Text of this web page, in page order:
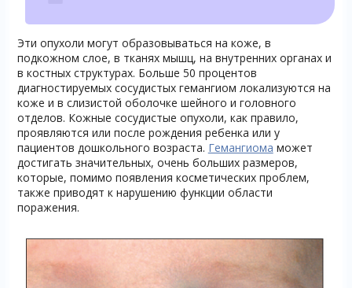
Эти опухоли могут образовываться на коже, в
подкожном слое, в тканях мышц, на внутренних органах и
в костных структурах. Больше 50 процентов
диагностируемых сосудистых гемангиом локализуются на
коже и в слизистой оболочке шейного и головного
отделов. Кожные сосудистые опухоли, как правило,
проявляются или после рождения ребенка или у
пациентов дошкольного возраста. Гемангиома может
достигать значительных, очень больших размеров,
которые, помимо появления косметических проблем,
также приводят к нарушению функции области
поражения.